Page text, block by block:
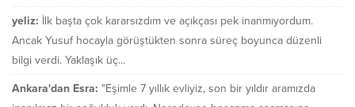
yeliz: İlk başta çok kararsızdım ve açıkçası pek inanmıyordum.
Ancak Yusuf hocayla görüştükten sonra süreç boyunca düzenli
bilgi verdi. Yaklaşık üç...
Ankara'dan Esra: "Eşimle 7 yıllık evliyiz, son bir yıldır aramızda